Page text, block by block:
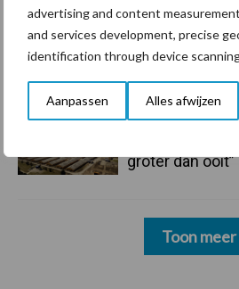
advertising and content
and services development, precise
identification through device
Aanpassen Alles afwijzen
6 aug
Tien
langere
5 aug
“Vraag naar
groter dan ooit”
Toon meer